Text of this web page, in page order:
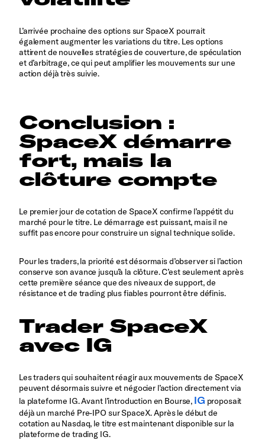
L’arrivée prochaine des options sur SpaceX pourrait
également augmenter les variations du titre. Les options
attirent de nouvelles stratégies de couverture, de spéculation
et d’arbitrage, ce qui peut amplifier les mouvements sur une
action déjà très suivie.
Conclusion :
SpaceX démarre
fort, mais la
clôture compte
Le premier jour de cotation de SpaceX confirme l’appétit du
marché pour le titre. Le démarrage est puissant, mais il ne
suffit pas encore pour construire un signal technique solide.
Pour les traders, la priorité est désormais d’observer si l’action
conserve son avance jusqu’à la clôture. C’est seulement après
cette première séance que des niveaux de support, de
résistance et de trading plus fiables pourront être définis.
Trader SpaceX
avec IG
Les traders qui souhaitent réagir aux mouvements de SpaceX
peuvent désormais suivre et négocier l’action directement via
la plateforme IG. Avant l’introduction en Bourse, IG proposait
déjà un marché Pre-IPO sur SpaceX. Après le début de
cotation au Nasdaq, le titre est maintenant disponible sur la
plateforme de trading IG.